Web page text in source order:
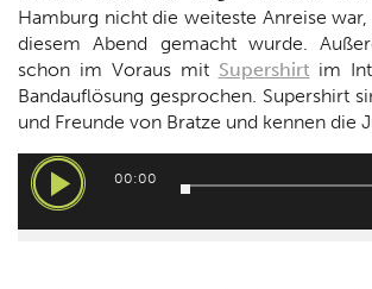
Hamburg nicht die weiteste Anreise
diesem Abend gemacht wurde.
schon im Voraus mit Supershirt im
Bandauflösung gesprochen. Supershirt
und Freunde von Bratze und kennen die
Audio-
Player
00:00